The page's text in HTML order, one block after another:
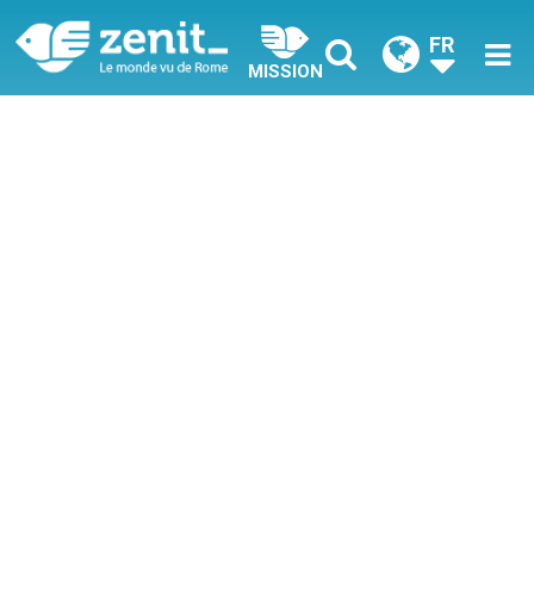
MISSION
FR